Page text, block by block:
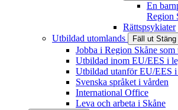
En
Region
Rättspsykiater
Utbildad utomlands
Fäll ut Stäng
Jobba i Region Skåne
Utbildad inom EU/EES i
Utbildad utanför EU/EES
Svenska språket i vården
International Office
Leva och arbeta i Skåne